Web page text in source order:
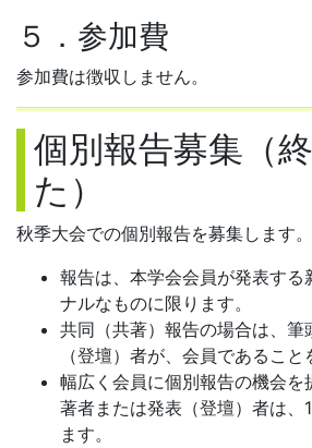
５．参加費
参加費は徴収しません。
個別報告募集（
た）
秋季大会での個別報告を募集します。
報告は、本学会会員が発表する
ナルなものに限ります。
共同（共著）報告の場合は、筆
（登壇）者が、会員であること
幅広く会員に個別報告の機会を
著者または発表（登壇）者は、
ます。